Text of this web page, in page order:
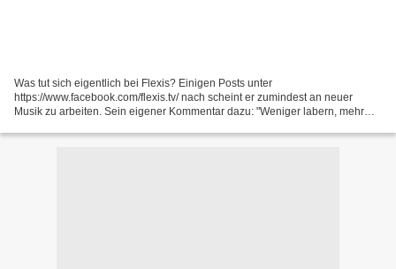
Was tut sich eigentlich bei Flexis? Einigen Posts unter
https://www.facebook.com/flexis.tv/ nach scheint er zumindest an neuer
Musik zu arbeiten. Sein eigener Kommentar dazu: "Weniger labern, mehr